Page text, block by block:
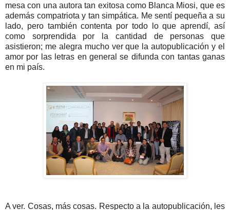
mesa con una autora tan exitosa como Blanca Miosi, que es
además compatriota y tan simpática. Me sentí pequeña a su
lado, pero también contenta por todo lo que aprendí, así
como sorprendida por la cantidad de personas que
asistieron; me alegra mucho ver que la autopublicación y el
amor por las letras en general se difunda con tantas ganas
en mi país.
A ver. Cosas, más cosas. Respecto a la autopublicación, les